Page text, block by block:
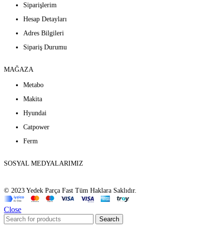
Siparişlerim
Hesap Detayları
Adres Bilgileri
Sipariş Durumu
MAĞAZA
Metabo
Makita
Hyundai
Catpower
Ferm
SOSYAL MEDYALARIMIZ
© 2023 Yedek Parça Fast Tüm Haklara Saklıdır.
Close
Search